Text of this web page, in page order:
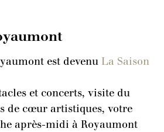
est devenu La Saison
et concerts, visite du
de cœur artistiques, votre
après-midi à Royaumont